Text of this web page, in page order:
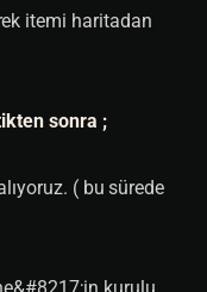
itemi haritadan
sonra ;
( bu sürede